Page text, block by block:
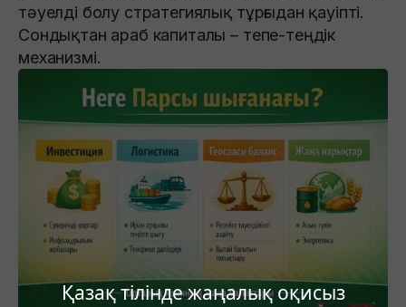
Қазақ тілінде жаңалық оқисыз
тәуелді болу стратегиялық тұрғыдан қауіпті.
Сондықтан араб капиталы – тепе-теңдік
механизмі.